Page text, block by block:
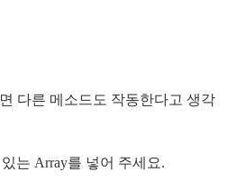
다른 메소드도 작동한다고 생각
는 Array를 넣어 주세요.